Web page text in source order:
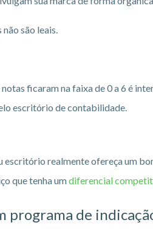
são leais.
ficaram na faixa de 0 a 6 é
escritório de contabilidade.
escritório realmente ofereça um
que tenha umdiferencial
programa de